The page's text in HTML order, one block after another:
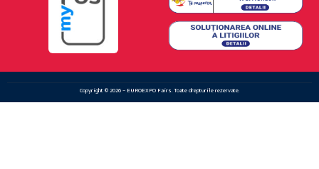
Copyright © 2026 – EUROEXPO Fairs. Toate drepturile rezervate.